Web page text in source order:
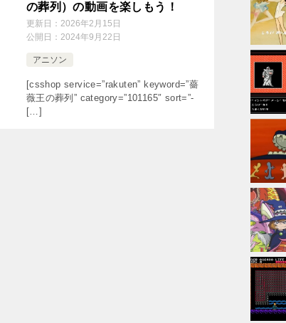
の葬列）の動画を楽しもう！
更新日： 2026年2月15日
公開日： 2024年9月22日
アニソン
[csshop service=”rakuten” keyword=”薔
薇王の葬列” category=”101165″ sort=”-
[…]